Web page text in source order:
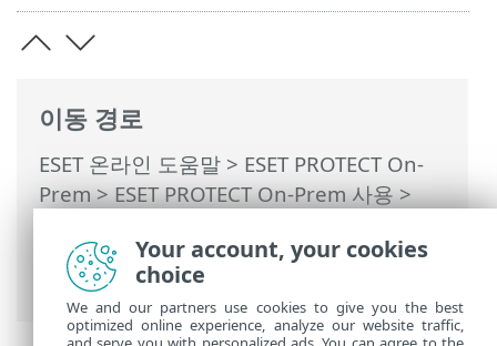
이동 경로
ESET 온라인 도움말 > ESET PROTECT On-
Prem>ESET PROTECT On-Prem 사용>
>접근 권한>사용자>사용자에게 권한
집합 할당
> 2단계 인증
Your account, your cookies
choice
We and our partners use cookies to give you the best
optimized online experience, analyze our website traffic,